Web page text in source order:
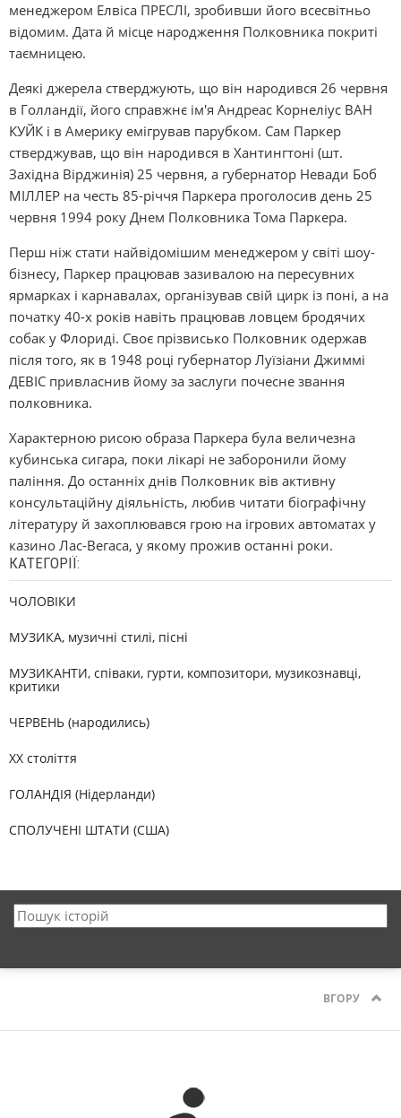
менеджером Елвіса ПРЕСЛІ, зробивши його всесвітньо
відомим. Дата й місце народження Полковника покриті
таємницею.
Деякі джерела стверджують, що він народився 26 червня
в Голландії, його справжнє ім'я Андреас Корнеліус ВАН
КУЙК і в Америку емігрував парубком. Сам Паркер
стверджував, що він народився в Хантингтоні (шт.
Західна Вірджинія) 25 червня, а губернатор Невади Боб
МІЛЛЕР на честь 85-річчя Паркера проголосив день 25
червня 1994 року Днем Полковника Тома Паркера.
Перш ніж стати найвідомішим менеджером у світі шоу-
бізнесу, Паркер працював зазивалою на пересувних
ярмарках і карнавалах, організував свій цирк із поні, а на
початку 40-х років навіть працював ловцем бродячих
собак у Флориді. Своє прізвисько Полковник одержав
після того, як в 1948 році губернатор Луїзіани Джиммі
ДЕВІС привласнив йому за заслуги почесне звання
полковника.
Характерною рисою образа Паркера була величезна
кубинська сигара, поки лікарі не заборонили йому
паління. До останніх днів Полковник вів активну
консультаційну діяльність, любив читати біографічну
літературу й захоплювався грою на ігрових автоматах у
казино Лас-Вегаса, у якому прожив останні роки.
КАТЕГОРІЇ:
ЧОЛОВІКИ
МУЗИКА, музичні стилі, пісні
МУЗИКАНТИ, співаки, гурти, композитори, музикознавці,
критики
ЧЕРВЕНЬ (народились)
XX століття
ГОЛАНДІЯ (Нідерланди)
СПОЛУЧЕНІ ШТАТИ (США)
ВГОРУ